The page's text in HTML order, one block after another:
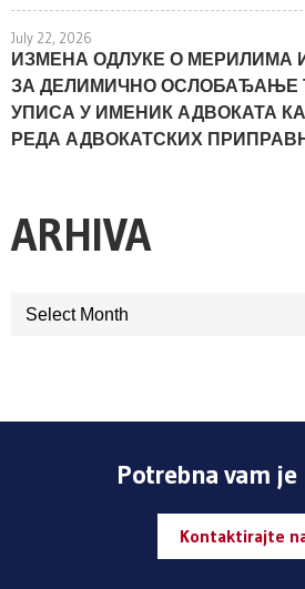
July 22, 2026
ИЗМЕНА ОДЛУКЕ О МЕРИЛИМА
ЗА ДЕЛИМИЧНО ОСЛОБАЂАЊЕ
УПИСА У ИМЕНИК АДВОКАТА
РЕДА АДВОКАТСКИХ
ARHIVA
ARHIVA
Potrebna vam
Kontaktirajte